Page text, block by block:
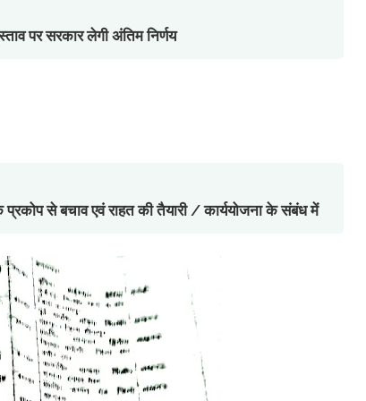
पर सरकार लेगी अंतिम निर्णय
से बचाव एवं राहत की तैयारी / कार्ययोजना के संबंध में